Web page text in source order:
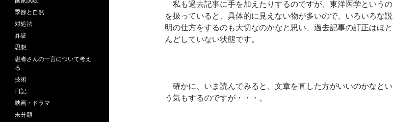
私も過去記事に手を加えたりするのですが、東洋医学というの
を扱っていると、具体的に見えない物が多いので、いろいろな説
明の仕方をするのも大切なのかなと思い、過去記事の訂正はほと
んどしていない状態です。
確かに、いま読んでみると、文章を直した方がいいのかなとい
う気もするのですが・・・。
季節と自然
対処法
弁証
思想
患者さんの一言について考え
る
技術
日記
映画・ドラマ
未分類